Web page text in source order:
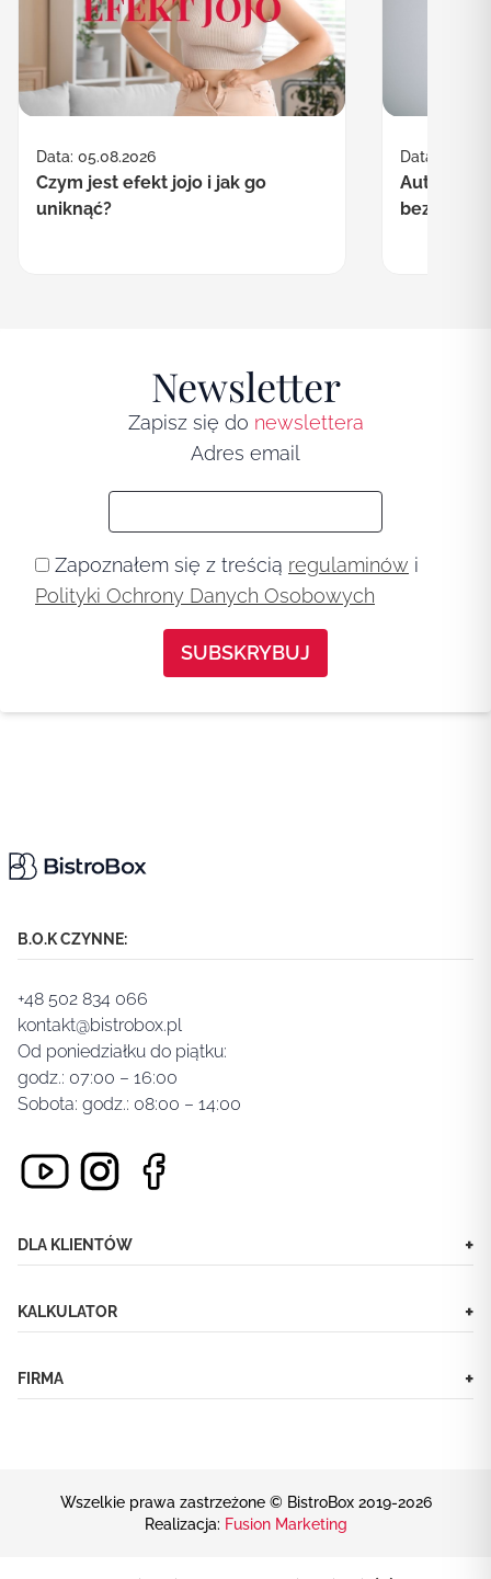
Data: 05.08.2026
Czym jest efekt jojo i jak go
uniknąć?
Data:
Autofagia
Newsletter
Zapisz się do newslettera
Adres email
Zapoznałem się z treścią regulaminów i
Polityki Ochrony Danych Osobowych
B.O.K CZYNNE:
+48 502 834 066
kontakt@bistrobox.pl
Od poniedziałku do piątku:
godz.: 07:00 – 16:00
Sobota: godz.: 08:00 – 14:00
DLA KLIENTÓW +
KALKULATOR +
FIRMA +
Wszelkie prawa zastrzeżone © BistroBox 2019-2026
Realizacja: Fusion Marketing